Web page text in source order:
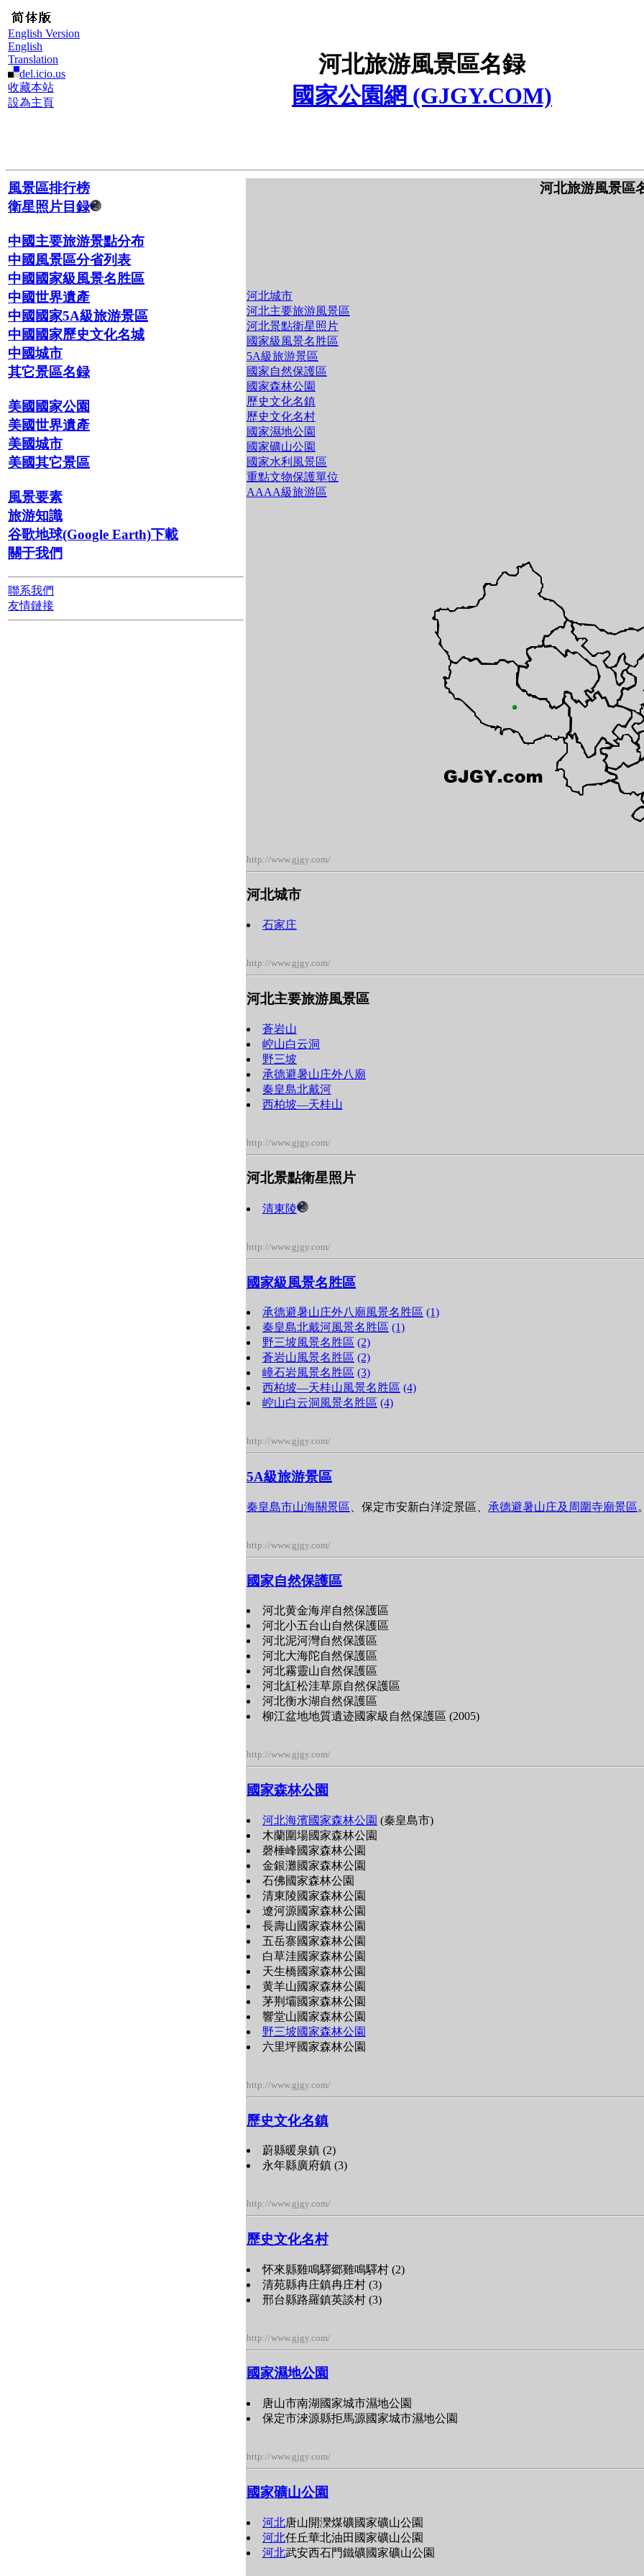
English Version
English
Translation
del.icio.us
收藏本站
設為主頁
河北旅游風景區名録
國家公園網 (GJGY.COM)
風景區排行榜
衛星照片目録
中國主要旅游景點分布
中國風景區分省列表
中國國家級風景名胜區
中國世界遺產
中國國家5A級旅游景區
中國國家歷史文化名城
中國城市
其它景區名録
美國國家公園
美國世界遺產
美國城市
美國其它景區
風景要素
旅游知識
谷歌地球(Google Earth)下載
關于我們
聯系我們
友情鏈接
河北旅游風景區
河北城市
河北主要旅游風景區
河北景點衛星照片
國家級風景名胜區
5A級旅游景區
國家自然保護區
國家森林公園
歷史文化名鎮
歷史文化名村
國家濕地公園
國家礦山公園
國家水利風景區
重點文物保護單位
AAAA級旅游區
http://www.gjgy.com/
河北城市
石家庄
http://www.gjgy.com/
河北主要旅游風景區
蒼岩山
崆山白云洞
野三坡
承德避暑山庄外八廟
秦皇島北戴河
西柏坡―天桂山
http://www.gjgy.com/
河北景點衛星照片
清東陵
http://www.gjgy.com/
國家級風景名胜區
承德避暑山庄外八廟風景名胜區 (1)
秦皇島北戴河風景名胜區 (1)
野三坡風景名胜區 (2)
蒼岩山風景名胜區 (2)
嶂石岩風景名胜區 (3)
西柏坡―天桂山風景名胜區 (4)
崆山白云洞風景名胜區 (4)
http://www.gjgy.com/
5A級旅游景區
秦皇島市山海關景區 、保定市安新白洋淀景區、 承德避暑山庄及周圍寺廟景區
http://www.gjgy.com/
國家自然保護區
河北黄金海岸自然保護區
河北小五台山自然保護區
河北泥河灣自然保護區
河北大海陀自然保護區
河北霧靈山自然保護區
河北紅松洼草原自然保護區
河北衡水湖自然保護區
柳江盆地地質遺迹國家級自然保護區 (2005)
http://www.gjgy.com/
國家森林公園
河北海濱國家森林公園 (秦皇島市)
木蘭圍場國家森林公園
磬棰峰國家森林公園
金銀灘國家森林公園
石佛國家森林公園
清東陵國家森林公園
遼河源國家森林公園
長壽山國家森林公園
五岳寨國家森林公園
白草洼國家森林公園
天生橋國家森林公園
黄羊山國家森林公園
茅荆壩國家森林公園
響堂山國家森林公園
野三坡國家森林公園
六里坪國家森林公園
http://www.gjgy.com/
歷史文化名鎮
蔚縣暖泉鎮 (2)
永年縣廣府鎮 (3)
http://www.gjgy.com/
歷史文化名村
怀來縣雞鳴驛郷雞鳴驛村 (2)
清苑縣冉庄鎮冉庄村 (3)
邢台縣路羅鎮英談村 (3)
http://www.gjgy.com/
國家濕地公園
唐山市南湖國家城市濕地公園
保定市淶源縣拒馬源國家城市濕地公園
http://www.gjgy.com/
國家礦山公園
河北唐山開灤煤礦國家礦山公園
河北任丘華北油田國家礦山公園
河北武安西石門鐵礦國家礦山公園